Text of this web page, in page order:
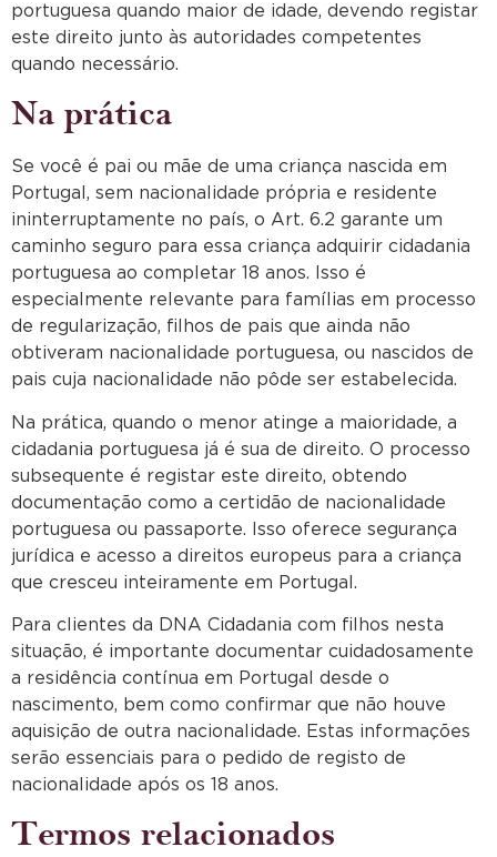
portuguesa quando maior de idade, devendo registar
este direito junto às autoridades competentes
quando necessário.
Na prática
Se você é pai ou mãe de uma criança nascida em
Portugal, sem nacionalidade própria e residente
ininterruptamente no país, o Art. 6.2 garante um
caminho seguro para essa criança adquirir cidadania
portuguesa ao completar 18 anos. Isso é
especialmente relevante para famílias em processo
de regularização, filhos de pais que ainda não
obtiveram nacionalidade portuguesa, ou nascidos de
pais cuja nacionalidade não pôde ser estabelecida.
Na prática, quando o menor atinge a maioridade, a
cidadania portuguesa já é sua de direito. O processo
subsequente é registar este direito, obtendo
documentação como a certidão de nacionalidade
portuguesa ou passaporte. Isso oferece segurança
jurídica e acesso a direitos europeus para a criança
que cresceu inteiramente em Portugal.
Para clientes da DNA Cidadania com filhos nesta
situação, é importante documentar cuidadosamente
a residência contínua em Portugal desde o
nascimento, bem como confirmar que não houve
aquisição de outra nacionalidade. Estas informações
serão essenciais para o pedido de registo de
nacionalidade após os 18 anos.
Termos relacionados